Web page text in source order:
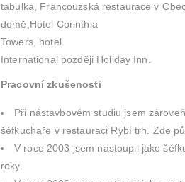
tabulka, Francouzská restaurace v
domě,Hotel Corinthia
Towers, hotel
International později Holiday Inn.
Pracovní zkušenosti
Při nástavbovém studiu jsem
šéfkuchaře v restauraci Rybí trh. Zde
V roce 2003 jsem nastoupil jako
roky.